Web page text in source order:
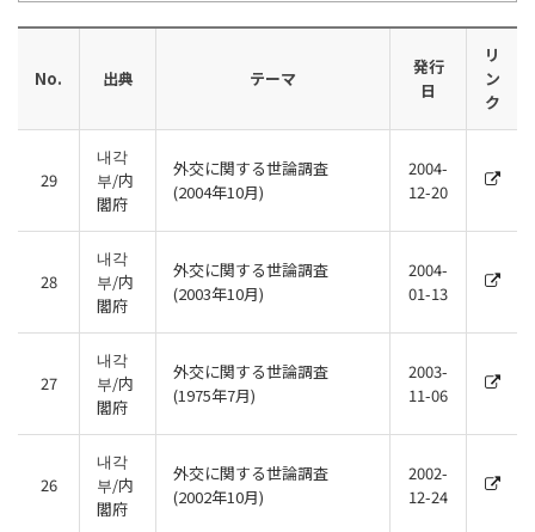
No. 出典 テーマ
発行
日
リ
ン
ク
29
내각
부/内
閣府
外交に関する世論調査
(2004年10月)
2004-
12-20
28
내각
부/内
閣府
外交に関する世論調査
(2003年10月)
2004-
01-13
27
내각
부/内
閣府
外交に関する世論調査
(1975年7月)
2003-
11-06
26
내각
부/内
閣府
外交に関する世論調査
(2002年10月)
2002-
12-24